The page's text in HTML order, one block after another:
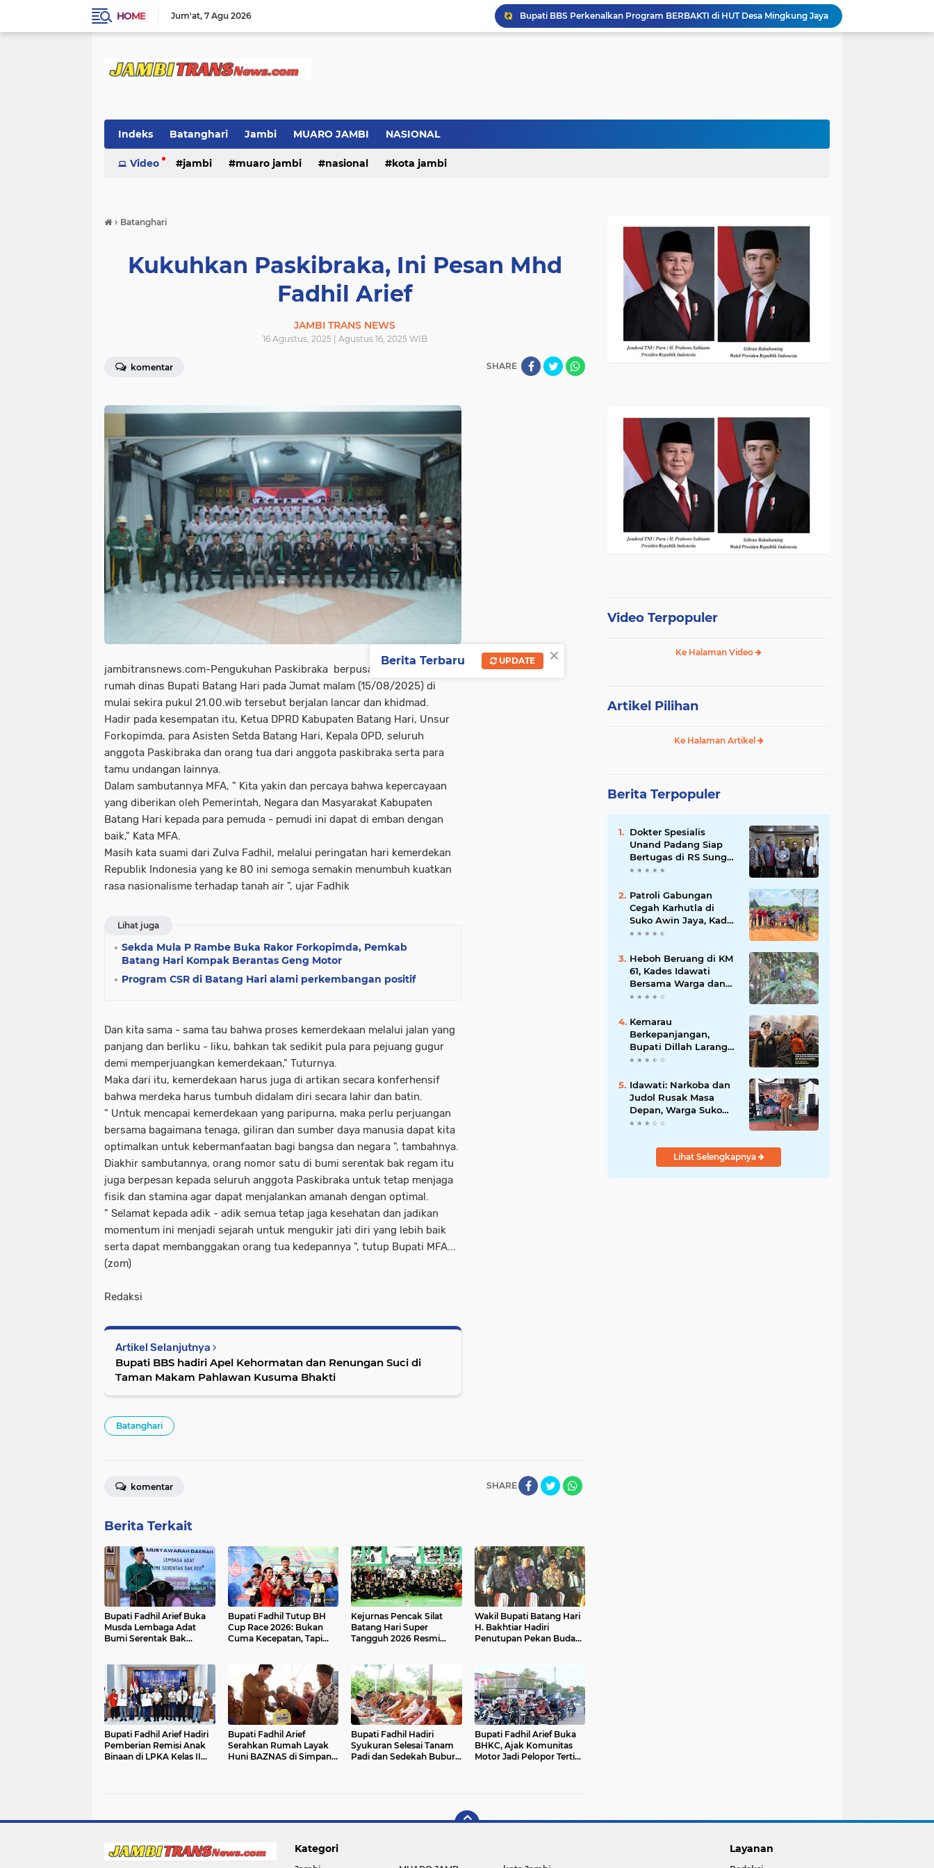
HOME Jum'at 7 Agu 2026
Bupati BBS Perkenalkan Program BERBAKTI di HUT Desa Mingkung Jaya
Bikin Resah: Petugas Damkar Sungai Bahar Amankan Sarang Tawon di Pemukiman Warga
Polres Muaro Jambi Raih Penghargaan Kapolri pada Rakernis Bidang Keuangan Polda Jambi
Indeks Batanghari Jambi MUARO JAMBI NASIONAL
Video jambi muaro jambi nasional kota jambi
› Batanghari
Kukuhkan Paskibraka, Ini Pesan Mhd
Fadhil Arief
JAMBI TRANS NEWS
16 Agustus, 2025 | Agustus 16, 2025 WIB
komentar SHARE
jambitransnews.com-Pengukuhan Paskibraka berpusat di ruang kaca
rumah dinas Bupati Batang Hari pada Jumat malam (15/08/2025) di
mulai sekira pukul 21.00.wib tersebut berjalan lancar dan khidmad.
Hadir pada kesempatan itu, Ketua DPRD Kabupaten Batang Hari, Unsur
Forkopimda, para Asisten Setda Batang Hari, Kepala OPD, seluruh
anggota Paskibraka dan orang tua dari anggota paskibraka serta para
tamu undangan lainnya.
Dalam sambutannya MFA, " Kita yakin dan percaya bahwa kepercayaan
yang diberikan oleh Pemerintah, Negara dan Masyarakat Kabupaten
Batang Hari kepada para pemuda - pemudi ini dapat di emban dengan
baik," Kata MFA.
Masih kata suami dari Zulva Fadhil, melalui peringatan hari kemerdekan
Republik Indonesia yang ke 80 ini semoga semakin menumbuh kuatkan
rasa nasionalisme terhadap tanah air ", ujar Fadhik
Lihat juga
Sekda Mula P Rambe Buka Rakor Forkopimda, Pemkab
Batang Hari Kompak Berantas Geng Motor
Program CSR di Batang Hari alami perkembangan positif
Dan kita sama - sama tau bahwa proses kemerdekaan melalui jalan yang
panjang dan berliku - liku, bahkan tak sedikit pula para pejuang gugur
demi memperjuangkan kemerdekaan," Tuturnya.
Maka dari itu, kemerdekaan harus juga di artikan secara konferhensif
bahwa merdeka harus tumbuh didalam diri secara lahir dan batin.
" Untuk mencapai kemerdekaan yang paripurna, maka perlu perjuangan
bersama bagaimana tenaga, giliran dan sumber daya manusia dapat kita
optimalkan untuk kebermanfaatan bagi bangsa dan negara ", tambahnya.
Diakhir sambutannya, orang nomor satu di bumi serentak bak regam itu
juga berpesan kepada seluruh anggota Paskibraka untuk tetap menjaga
fisik dan stamina agar dapat menjalankan amanah dengan optimal.
" Selamat kepada adik - adik semua tetap jaga kesehatan dan jadikan
momentum ini menjadi sejarah untuk mengukir jati diri yang lebih baik
serta dapat membanggakan orang tua kedepannya ", tutup Bupati MFA...
(zom)
Redaksi
Artikel Selanjutnya
Bupati BBS hadiri Apel Kehormatan dan Renungan Suci di
Taman Makam Pahlawan Kusuma Bhakti
Batanghari
SHARE
komentar
Berita Terkait
Bupati Fadhil Arief Buka
Musda Lembaga Adat
Bumi Serentak Bak
Bupati Fadhil Tutup BH
Cup Race 2026: Bukan
Cuma Kecepatan, Tapi
Kejurnas Pencak Silat
Batang Hari Super
Tangguh 2026 Resmi
Wakil Bupati Batang Hari
H. Bakhtiar Hadiri
Penutupan Pekan Budaya
Bupati Fadhil Arief Hadiri
Pemberian Remisi Anak
Binaan di LPKA Kelas II
Bupati Fadhil Arief
Serahkan Rumah Layak
Huni BAZNAS di Simpang
Bupati Fadhil Hadiri
Syukuran Selesai Tanam
Padi dan Sedekah Bubur
Bupati Fadhil Arief Buka
BHKC, Ajak Komunitas
Motor Jadi Pelopor Tertib
Video Terpopuler
Ke Halaman Video
Artikel Pilihan
Ke Halaman Artikel
Berita Terpopuler
Dokter Spesialis
Unand Padang Siap
Bertugas di RS Sungai
Bahar, Bupati BBS
Patroli Gabungan
Cegah Karhutla di
Suko Awin Jaya, Kades
Idawati Gandeng PT
Heboh Beruang di KM
61, Kades Idawati
Bersama Warga dan
BPD Turun Langsung
Kemarau
Berkepanjangan,
Bupati Dillah Larang
Camat Tinggalkan
Hadapi Karhutla dan
Kebakaran
Permukiman
Idawati: Narkoba dan
Judol Rusak Masa
Depan, Warga Suko
Awin Jaya Diminta
Lihat Selengkapnya
Kategori Layanan
×
Berita Terbaru UPDATE